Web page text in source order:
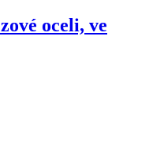
oceli, ve